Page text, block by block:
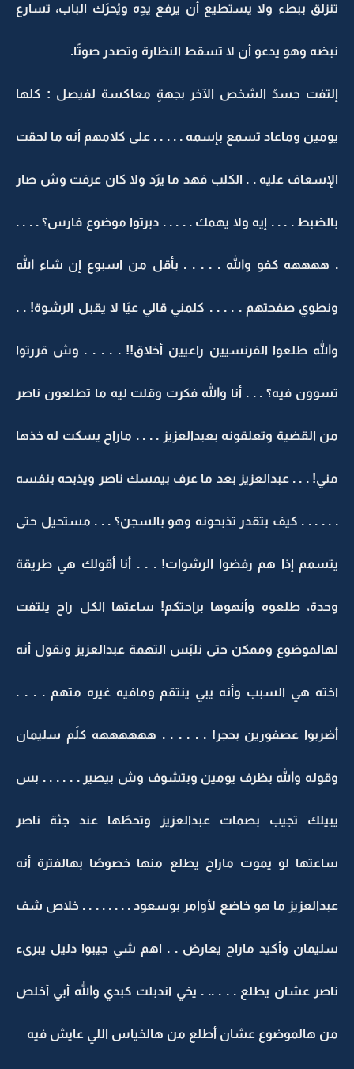
تنزلق ببطء ولا يستطيع أن يرفع يدِه ويُحرَك الباب، تسارع
نبضه وهو يدعو أن لا تسقط النظارة وتصدر صوتًا.
إلتفت جسدُ الشخص الآخر بجهةٍ معاكسة لفيصل : كلها
يومين وماعاد تسمع بإسمه . . . . . على كلامهم أنه ما لحقت
الإسعاف عليه . . الكلب فهد ما يرَد ولا كان عرفت وش صار
بالضبط . . . . إيه ولا يهمك . . . . . دبرتوا موضوع فارس؟ . . . .
. ههههه كفو والله . . . . . بأقل من اسبوع إن شاء الله
ونطوي صفحتهم . . . . . كلمني قالي عيَا لا يقبل الرشوة! . .
والله طلعوا الفرنسيين راعيين أخلاق!! . . . . . وش قررتوا
تسوون فيه؟ . . . أنا والله فكرت وقلت ليه ما تطلعون ناصر
من القضية وتعلقونه بعبدالعزيز . . . . ماراح يسكت له خذها
مني! . . . عبدالعزيز بعد ما عرف بيمسك ناصر ويذبحه بنفسه
. . . . . . كيف بتقدر تذبحونه وهو بالسجن؟ . . . مستحيل حتى
يتسمم إذا هم رفضوا الرشوات! . . . أنا أقولك هي طريقة
وحدة، طلعوه وأنهوها براحتكم! ساعتها الكل راح يلتفت
لهالموضوع وممكن حتى نلبَس التهمة عبدالعزيز ونقول أنه
اخته هي السبب وأنه يبي ينتقم ومافيه غيره متهم . . . .
أضربوا عصفورين بحجر! . . . . . . ههههههه كلَم سليمان
وقوله والله بظرف يومين وبتشوف وش بيصير . . . . . . بس
يبيلك تجيب بصمات عبدالعزيز وتحطَها عند جثة ناصر
ساعتها لو يموت ماراح يطلع منها خصوصًا بهالفترة أنه
عبدالعزيز ما هو خاضع لأوامر بوسعود . . . . . . . . خلاص شف
سليمان وأكيد ماراح يعارض . . اهم شي جيبوا دليل يبرىء
ناصر عشان يطلع . . . .. . يخي اندبلت كبدي والله أبي أخلص
من هالموضوع عشان أطلع من هالخياس اللي عايش فيه